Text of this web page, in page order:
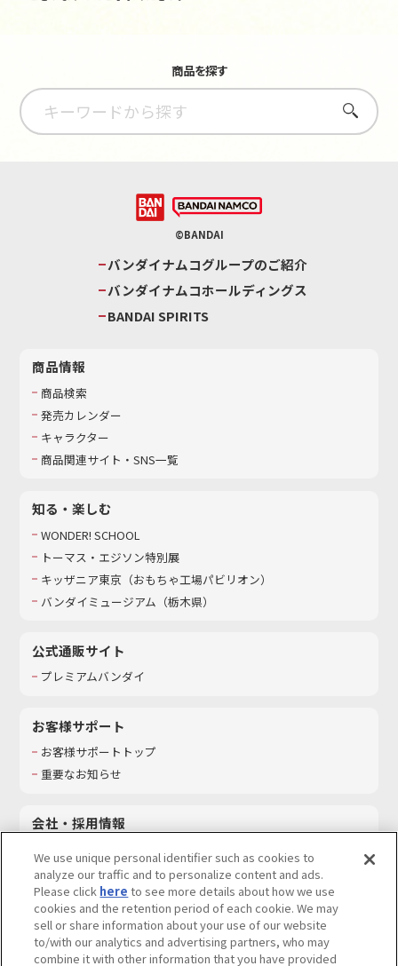
商品を探す
さがす
©BANDAI
バンダイナムコグループのご紹介
バンダイナムコホールディングス
BANDAI SPIRITS
商品情報
商品検索
発売カレンダー
キャラクター
商品関連サイト・SNS一覧
知る・楽しむ
WONDER! SCHOOL
トーマス・エジソン特別展
キッザニア東京（おもちゃ工場パビリオン）​
バンダイミュージアム（栃木県）
公式通販サイト
プレミアムバンダイ
お客様サポート
お客様サポートトップ
重要なお知らせ
会社・採用情報
採用情報
サステナビリティ
お問い合わせ
We use unique personal identifier such as cookies to
analyze our traffic and to personalize content and ads.
Please click here to see more details about how we use
cookies and the retention period of each cookie. We may
sell or share information about your use of our website
to/with our analytics and advertising partners, who may
combine it with other information that you have provided